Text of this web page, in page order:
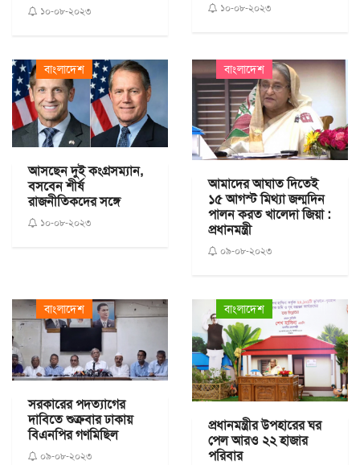
১০-০৮-২০২৩ ১০-০৮-২০২৩
বাংলাদেশ
আসছেন দুই কংগ্রসম্যান,
বসবেন শীর্ষ
রাজনীতিকদের সঙ্গে
১০-০৮-২০২৩
বাংলাদেশ
আমাদের আঘাত দিতেই
১৫ আগস্ট মিথ্যা জন্মদিন
পালন করত খালেদা জিয়া :
প্রধানমন্ত্রী
০৯-০৮-২০২৩
বাংলাদেশ
সরকারের পদত্যাগের
দাবিতে শুক্রবার ঢাকায়
বিএনপির গণমিছিল
০৯-০৮-২০২৩
বাংলাদেশ
প্রধানমন্ত্রীর উপহারের ঘর
পেল আরও ২২ হাজার
পরিবার